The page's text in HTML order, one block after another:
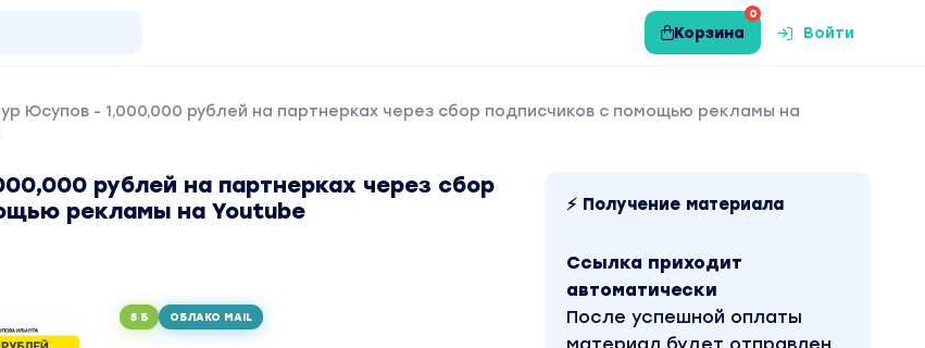
0
Корзина Войти
Юсупов - 1,000,000 рублей на партнерках через сбор подписчиков с помощью рекламы на
рублей на партнерках через сбор
рекламы на Youtube
5 Б ОБЛАКО MAIL
⚡ Получение материала
Ссылка приходит
автоматически
После успешной оплаты